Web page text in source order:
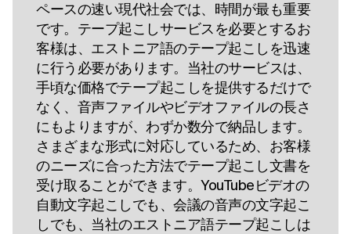
ペースの速い現代社会では、時間が最も重要
です。テープ起こしサービスを必要とするお
客様は、エストニア語のテープ起こしを迅速
に行う必要があります。当社のサービスは、
手頃な価格でテープ起こしを提供するだけで
なく、音声ファイルやビデオファイルの長さ
にもよりますが、わずか数分で納品します。
さまざまな形式に対応しているため、お客様
のニーズに合った方法でテープ起こし文書を
受け取ることができます。YouTubeビデオの
自動文字起こしでも、会議の音声の文字起こ
しでも、当社のエストニア語テープ起こしは